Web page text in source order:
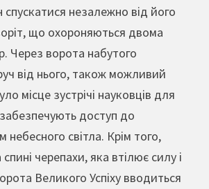
незалежно від його
що охороняються двома
Через ворота набутого
від нього, також можливий
місце зустрічі науковців для
доступ до
світла. Крім того,
черепахи, яка втілює силу і
Великого Успіху вводиться